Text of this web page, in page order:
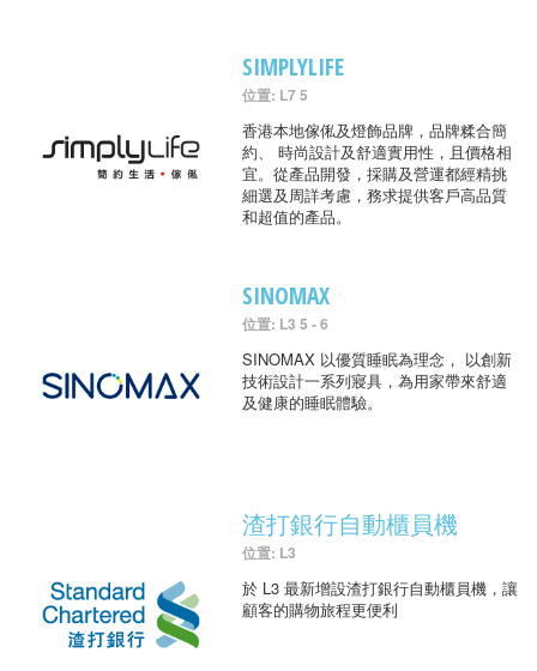
SIMPLYLIFE
位置: L7 5
香港本地傢俬及燈飾品牌，品牌糅合簡
約、 時尚設計及舒適實用性，且價格相
宜。從產品開發，採購及營運都經精挑
細選及周詳考慮，務求提供客戶高品質
和超值的產品。
SINOMAX
位置: L3 5 - 6
SINOMAX 以優質睡眠為理念， 以創新
技術設計一系列寢具，為用家帶來舒適
及健康的睡眠體驗。
渣打銀行自動櫃員機
位置: L3
於 L3 最新增設渣打銀行自動櫃員機，讓
顧客的購物旅程更便利